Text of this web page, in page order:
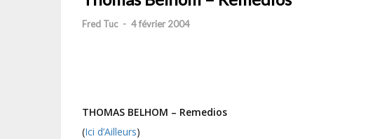
Fred Tuc - 4 février 2004
THOMAS BELHOM – Remedios
(Ici d’Ailleurs)